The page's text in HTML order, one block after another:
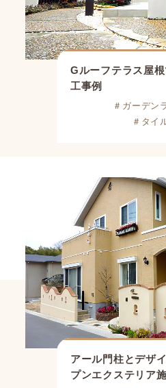
Gルーフテラス屋
工事例
＃ガーデン
＃タイ
アール門柱とデザ
プンエクステリア